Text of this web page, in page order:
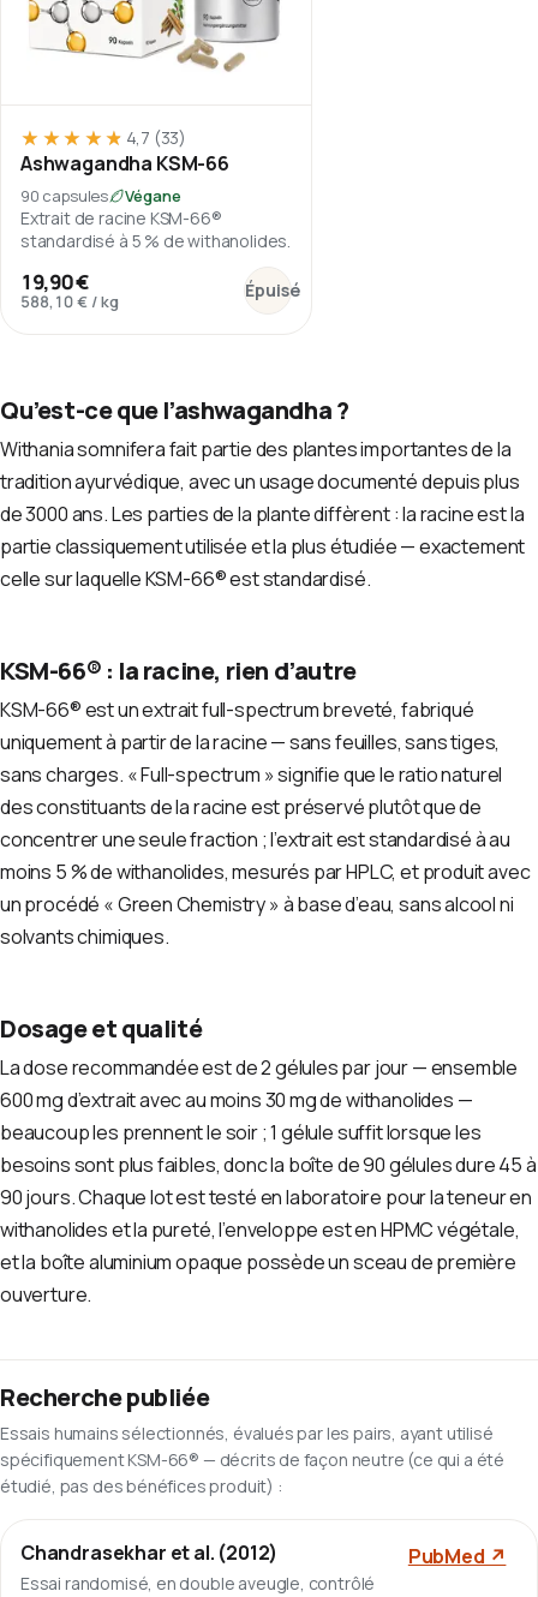
★★★★★
★★★★★ 4,7 (33)
Ashwagandha KSM-66
90 capsules Végane
Extrait de racine KSM-66®
standardisé à 5 % de withanolides.
19,90 €
588,10 € /kg Épuisé
: Ashwagandha KSM-66
Qu’est-ce que l’ashwagandha ?
Withania somnifera fait partie des plantes importantes de la
tradition ayurvédique, avec un usage documenté depuis plus
de 3000 ans. Les parties de la plante diffèrent : la racine est la
partie classiquement utilisée et la plus étudiée — exactement
celle sur laquelle KSM-66® est standardisé.
KSM-66® : la racine, rien d’autre
KSM-66® est un extrait full-spectrum breveté, fabriqué
uniquement à partir de la racine — sans feuilles, sans tiges,
sans charges. « Full-spectrum » signifie que le ratio naturel
des constituants de la racine est préservé plutôt que de
concentrer une seule fraction ; l’extrait est standardisé à au
moins 5 % de withanolides, mesurés par HPLC, et produit avec
un procédé « Green Chemistry » à base d’eau, sans alcool ni
solvants chimiques.
Dosage et qualité
La dose recommandée est de 2 gélules par jour — ensemble
600 mg d’extrait avec au moins 30 mg de withanolides —
beaucoup les prennent le soir ; 1 gélule suffit lorsque les
besoins sont plus faibles, donc la boîte de 90 gélules dure 45 à
90 jours. Chaque lot est testé en laboratoire pour la teneur en
withanolides et la pureté, l’enveloppe est en HPMC végétale,
et la boîte aluminium opaque possède un sceau de première
ouverture.
Recherche publiée
Essais humains sélectionnés, évalués par les pairs, ayant utilisé
spécifiquement KSM-66® — décrits de façon neutre (ce qui a été
étudié, pas des bénéfices produit) :
Chandrasekhar et al. (2012)
Essai randomisé, en double aveugle, contrôlé
PubMed ↗